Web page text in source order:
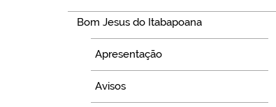
Bom Jesus do Itabapoana
Apresentação
Avisos